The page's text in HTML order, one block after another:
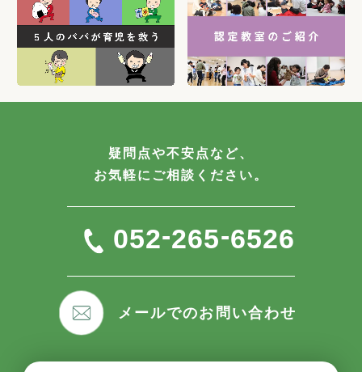
疑問点や不安点など、
お気軽にご相談ください。
052-265-6526
メールでのお問い合わせ